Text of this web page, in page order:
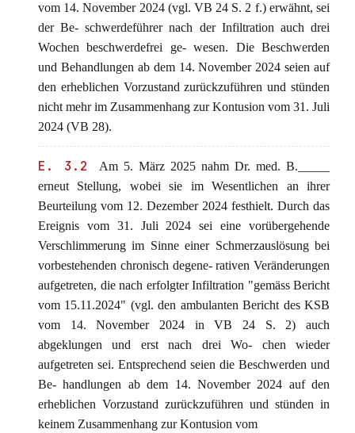
vom 14. November 2024 (vgl. VB 24 S. 2 f.) erwähnt, sei
der Be- schwerdeführer nach der Infiltration auch drei
Wochen beschwerdefrei ge- wesen. Die Beschwerden
und Behandlungen ab dem 14. November 2024 seien auf
den erheblichen Vorzustand zurückzuführen und stünden
nicht mehr im Zusammenhang zur Kontusion vom 31. Juli
2024 (VB 28).
E. 3.2
Am 5. März 2025 nahm Dr. med. B._____
erneut Stellung, wobei sie im Wesentlichen an ihrer
Beurteilung vom 12. Dezember 2024 festhielt. Durch das
Ereignis vom 31. Juli 2024 sei eine vorübergehende
Verschlimmerung im Sinne einer Schmerzauslösung bei
vorbestehenden chronisch degene- rativen Veränderungen
aufgetreten, die nach erfolgter Infiltration "gemäss Bericht
vom 15.11.2024" (vgl. den ambulanten Bericht des KSB
vom 14. November 2024 in VB 24 S. 2) auch
abgeklungen und erst nach drei Wo- chen wieder
aufgetreten sei. Entsprechend seien die Beschwerden und
Be- handlungen ab dem 14. November 2024 auf den
erheblichen Vorzustand zurückzuführen und stünden in
keinem Zusammenhang zur Kontusion vom